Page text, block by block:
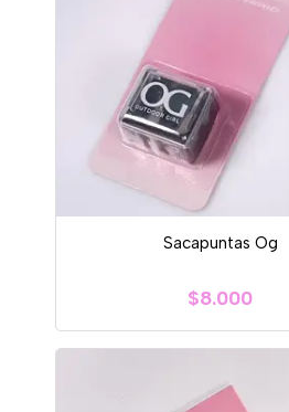
Sacapuntas Og
$8.000